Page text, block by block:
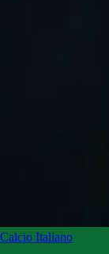
Calcio Italiano